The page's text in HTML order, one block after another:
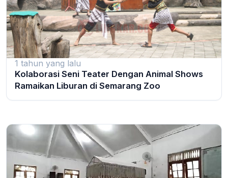
1 tahun yang lalu
Kolaborasi Seni Teater Dengan Animal Shows
Ramaikan Liburan di Semarang Zoo